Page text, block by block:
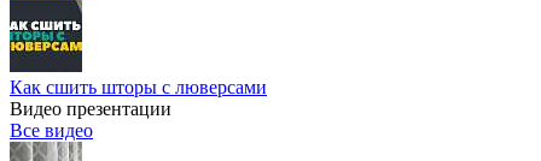
Как сшить шторы с люверсами
Видео презентации
Все видео